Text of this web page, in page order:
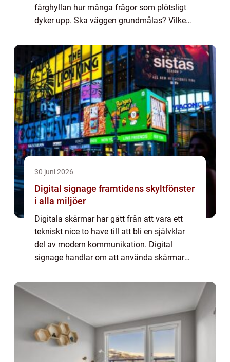
färghyllan hur många frågor som plötsligt
dyker upp. Ska väggen grundmålas? Vilken
en vinter? För den som söker Målarfärg Ör...
30 juni 2026
Digital signage framtidens skyltfönster
i alla miljöer
Digitala skärmar har gått från att vara ett
tekniskt nice to have till att bli en självklar
del av modern kommunikation. Digital
signage handlar om att använda skärmar
uppdaterbart innehåll i realtid. I butiker,...